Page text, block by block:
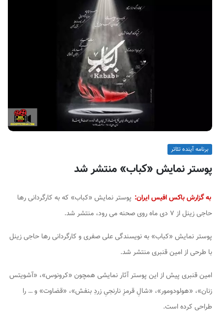
برنامه آینده تئاتر
پوستر نمایش «کباب» منتشر شد
به گزارش باکس افیس ایران: پوستر نمایش «کباب» که به کارگردانی رها
حاجی زینل از ۷ دی ماه روی صحنه می رود، منتشر شد.
پوستر نمایش «کباب» به نویسندگی علی صفری و کارگردانی رها حاجی زینل
با طرحی از امین قنبری منتشر شد.
امین قنبری پیش از این پوستر آثار نمایشی همچون «کرونوس»، «آشویتس
زنان»، «هولودومور»، «شالِ قرمزِ نارنجیِ زردِ بنفش»، «قضاوت» و … را
طراحی کرده است.